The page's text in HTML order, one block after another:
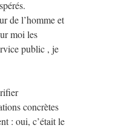
de l’homme et
moi les
public , je
concrètes
: oui, c’était le